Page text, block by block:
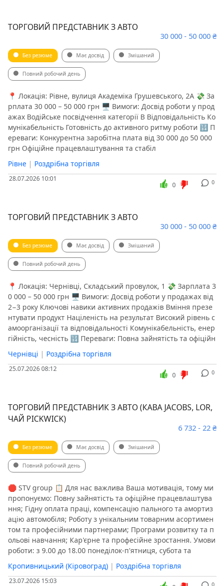
ТОРГОВИЙ ПРЕДСТАВНИК З АВТО
30 000 - 50 000 ₴
Без резюме Має досвід Змішаний
Повний робочий день
📍 Локація: Рівне, вулиця Академіка Грушевського, 2А 💸 За
рплата 30 000 – 50 000 грн 🖥 Вимоги: Досвід роботи у прод
ажах Водійське посвідчення категорії В Відповідальність Ко
мунікабельність Готовність до активного ритму роботи 🔢 П
ереваги: Конкурентна заробітна плата від 30 000 до 50 000
грн Офіційне працевлаштування та стабіл
Рівне | Роздрібна торгівля
28.07.2026 10:01 0
0
ТОРГОВИЙ ПРЕДСТАВНИК З АВТО
30 000 - 50 000 ₴
Без резюме Має досвід Змішаний
Повний робочий день
📍 Локація: Чернівці, Складський провулок, 1 💸 Зарплата 3
0 000 – 50 000 грн 🖥 Вимоги: Досвід роботи у продажах від
2−3 року Ключові навики активних продажів Вміння презе
нтувати продукт Націленість на результат Високий рівень с
амоорганізації та відповідальності Комунікабельність, енер
гійність, чесність 🔢 Переваги: Повна зайнятість та офіційн
Чернівці | Роздрібна торгівля
25.07.2026 08:12 0
0
ТОРГОВИЙ ПРЕДСТАВНИК З АВТО (КАВА JACOBS, LOR,
ЧАЙ PICKWICK)
6 732 - 22 ₴
Без резюме Має досвід Змішаний
Повний робочий день
🛑 STV group 📋 Для нас важлива Ваша мотивація, тому ми
пропонуємо: Повну зайнятість та офіційне працевлаштува
ння; Гідну оплата праці, компенсацію пального та амортиз
ацію автомобіля; Роботу з унікальним товарним асортимен
том та професійними партнерами; Програми розвитку та п
ольові навчання; Кар'єрне та професійне зростання. Умови
роботи: з 9.00 до 18.00 понеділок-п'ятниця, субота та
Кропивницький (Кіровоград) | Роздрібна торгівля
23.07.2026 15:03